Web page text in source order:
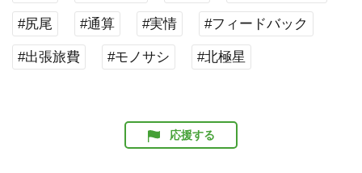
#尻尾 #通算 #実情 #フィードバック
#出張旅費 #モノサシ #北極星
応援する